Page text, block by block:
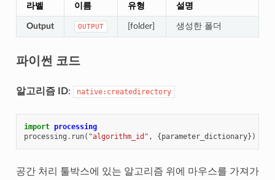
라벨 이름 유형 설명
Output OUTPUT [folder] 생성한 폴더
파이썬 코드
알고리즘 ID: native:createdirectory
import processing
processing . run( "algorithm_id" , {parameter_dictionary})
공간 처리 툴박스에 있는 알고리즘 위에 마우스를 가져가